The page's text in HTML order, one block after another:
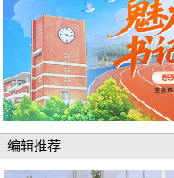
编辑推荐